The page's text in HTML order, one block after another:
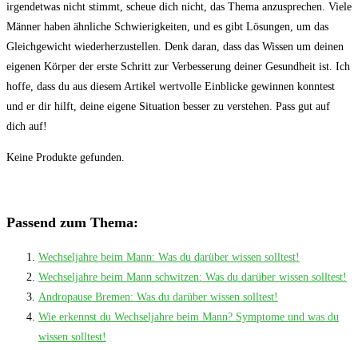
irgendetwas nicht stimmt, ⁣scheue⁤ dich nicht, das Thema anzusprechen. ⁢Viele
Männer haben ähnliche Schwierigkeiten, und es gibt Lösungen,⁣ um das
Gleichgewicht wiederherzustellen. Denk daran,⁣ dass das Wissen um ‌deinen
eigenen Körper⁢ der ⁢erste Schritt ⁢zur Verbesserung deiner Gesundheit ist. Ich
hoffe, dass du aus diesem Artikel wertvolle Einblicke gewinnen‍ konntest
und er ‍dir hilft, deine eigene⁢ Situation besser ​zu verstehen. ⁣Pass gut auf
dich ⁣auf!
Keine Produkte gefunden.
Passend zum Thema:
Wechseljahre beim Mann: Was du darüber wissen solltest!
Wechseljahre beim Mann schwitzen: Was du darüber wissen solltest!
Andropause Bremen: Was du darüber wissen solltest!
Wie erkennst du Wechseljahre beim Mann? Symptome und was du
wissen solltest!